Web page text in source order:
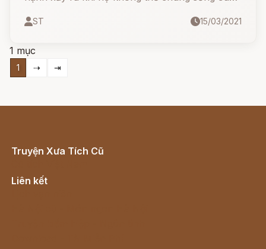
tộc.
ST 15/03/2021
1 mục
1 ⇢ ⇥
Truyện Xưa Tích Cũ
Liên kết